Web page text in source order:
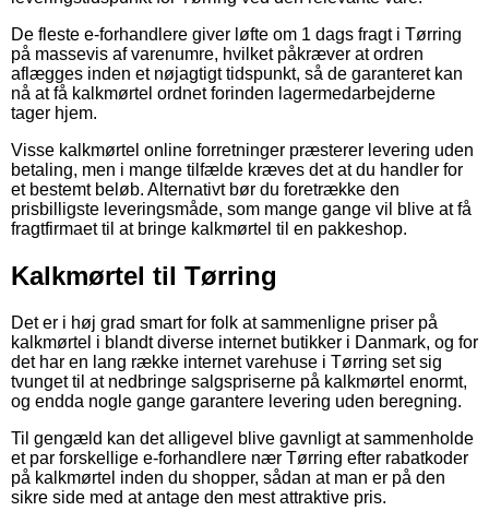
De fleste e-forhandlere giver løfte om 1 dags fragt i Tørring
på massevis af varenumre, hvilket påkræver at ordren
aflægges inden et nøjagtigt tidspunkt, så de garanteret kan
nå at få kalkmørtel ordnet forinden lagermedarbejderne
tager hjem.
Visse kalkmørtel online forretninger præsterer levering uden
betaling, men i mange tilfælde kræves det at du handler for
et bestemt beløb. Alternativt bør du foretrække den
prisbilligste leveringsmåde, som mange gange vil blive at få
fragtfirmaet til at bringe kalkmørtel til en pakkeshop.
Kalkmørtel til Tørring
Det er i høj grad smart for folk at sammenligne priser på
kalkmørtel i blandt diverse internet butikker i Danmark, og for
det har en lang række internet varehuse i Tørring set sig
tvunget til at nedbringe salgspriserne på kalkmørtel enormt,
og endda nogle gange garantere levering uden beregning.
Til gengæld kan det alligevel blive gavnligt at sammenholde
et par forskellige e-forhandlere nær Tørring efter rabatkoder
på kalkmørtel inden du shopper, sådan at man er på den
sikre side med at antage den mest attraktive pris.